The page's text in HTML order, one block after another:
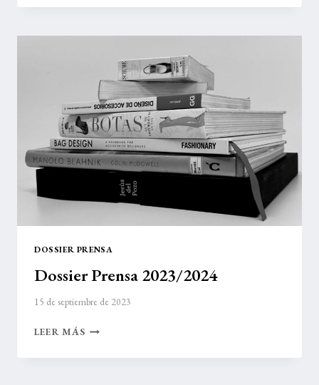
2024/2025
DOSSIER PRENSA
Dossier Prensa 2023/2024
15 de septiembre de 2023
LEER MÁSDOSSIER
2023/2024